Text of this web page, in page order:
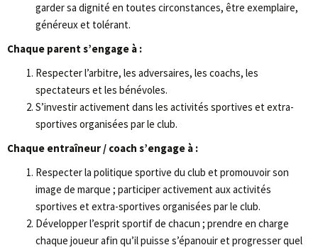
garder sa dignité en toutes circonstances, être exemplaire,
généreux et tolérant.
Chaque parent s’engage à :
Respecter l’arbitre, les adversaires, les coachs, les
spectateurs et les bénévoles.
S’investir activement dans les activités sportives et extra-
sportives organisées par le club.
Chaque entraîneur / coach s’engage à :
Respecter la politique sportive du club et promouvoir son
image de marque ; participer activement aux activités
sportives et extra-sportives organisées par le club.
Développer l’esprit sportif de chacun ; prendre en charge
chaque joueur afin qu’il puisse s’épanouir et progresser quel